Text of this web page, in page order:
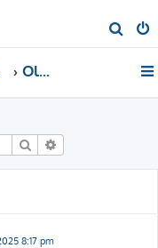
e
Oléagineux
Rechercher
8:17 pm